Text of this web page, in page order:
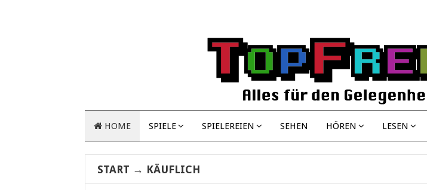
HOME SPIELE SPIELEREIEN SEHEN HÖREN LESEN
START → KÄUFLICH